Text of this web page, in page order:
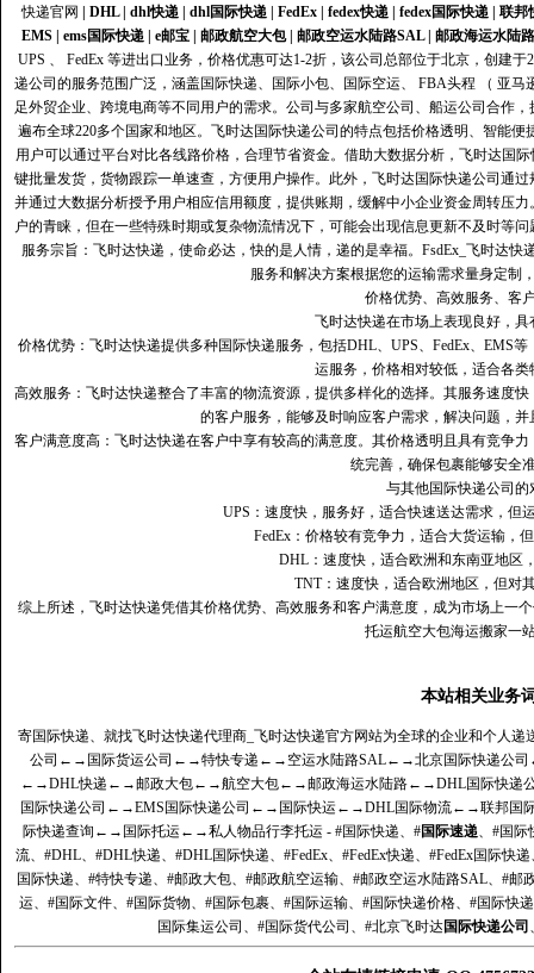
快递官网
DHL| dhl快递| dhl国际快递| FedEx| fedex快递| fedex国际快递| 联邦
EMS| ems国际快递| e邮宝| 邮政航空大包| 邮政空运水陆路SAL| 邮政海运水陆路
UPS 、 FedEx 等进出口业务，价格优惠可达1-2折，该公司总部位于北京，创建
递公司的服务范围广泛，涵盖国际快递、国际小包、国际空运、 FBA头程 （ 亚
足外贸企业、跨境电商等不同用户的需求。公司与多家航空公司、船运公司合作
遍布全球220多个国家和地区。飞时达国际快递公司的特点包括价格透明、智能
用户可以通过平台对比各线路价格，合理节省资金。借助大数据分析，飞时达国
键批量发货，货物跟踪一单速查，方便用户操作。此外，飞时达国际快递公司通
并通过大数据分析授予用户相应信用额度，提供账期，缓解中小企业资金周转压
户的青睐，但在一些特殊时期或复杂物流情况下，可能会出现信息更新不及时等
服务宗旨：飞时达快递，使命必达，快的是人情，递的是幸福。FsdEx_飞时达
服务和解决方案根据您的运输需求量身定制
价格优势、高效服务、客
飞时达快递在市场上表现良好，
价格优势：飞时达快递提供多种国际快递服务，包括DHL、UPS、FedEx、EMS
运服务，价格相对较低，适合各
高效服务：飞时达快递整合了丰富的物流资源，提供多样化的选择。其服务速度
的客户服务，能够及时响应客户需求，解决问题，
客户满意度高‌：飞时达快递在客户中享有较高的满意度。其价格透明且具有竞争
统完善，确保包裹能够安全
与其他国际快递公司的
UPS：速度快，服务好，适合快速送达需求，但
FedEx：价格较有竞争力，适合大货运输，
DHL：速度快，适合欧洲和东南亚地区
TNT：速度快，适合欧洲地区，但对
综上所述，飞时达快递凭借其价格优势、高效服务和客户满意度，成为市场上一
托运航空大包海运搬家一
本站相关业务
寄国际快递、就找飞时达快递代理商_飞时达快递官方网站为全球的企业和个人递
公司 ←→ 国际货运公司 ←→特快专递 ←→ 空运水陆路SAL←→北京国际快递公司
←→DHL快递 ←→邮政大包←→航空大包←→邮政海运水陆路←→DHL国际快递
国际快递公司 ←→EMS国际快递公司 ←→ 国际快运←→DHL国际物流←→联邦国
际快递查询 ←→ 国际托运←→私人物品行李托运 - #国际快递、#国际速递、#国际
流、#DHL、#DHL快递、#DHL国际快递、#FedEx、#FedEx快递、#FedEx国际快
国际快递、#特快专递、#邮政大包、#邮政航空运输、#邮政空运水陆路SAL、#
运、#国际文件、#国际货物、#国际包裹、#国际运输、#国际快递价格、#国际快
国际集运公司、#国际货代公司、#北京飞时达国际快递公司